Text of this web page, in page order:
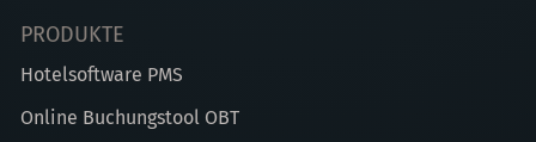
PRODUKTE
Hotelsoftware PMS
Online Buchungstool OBT